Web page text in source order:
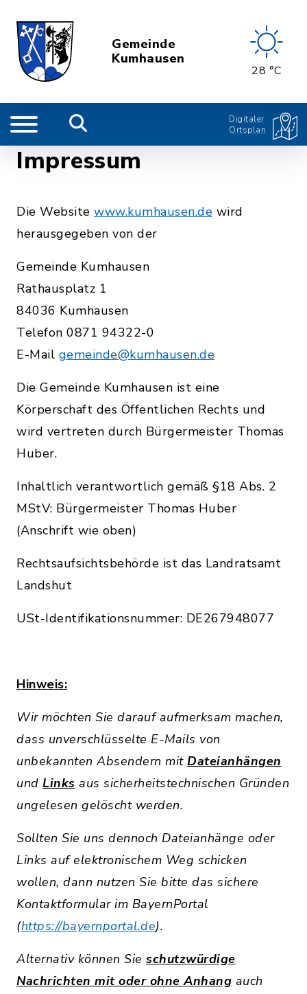
Gemeinde
Kumhausen
28 °C
Digitaler
Ortsplan
Impressum
Die Website www.kumhausen.de wird
herausgegeben von der
Gemeinde Kumhausen
Rathausplatz 1
84036 Kumhausen
Telefon 0871 94322-0
E-Mail gemeinde@kumhausen.de
Die Gemeinde Kumhausen ist eine
Körperschaft des Öffentlichen Rechts und
wird vertreten durch Bürgermeister Thomas
Huber.
Inhaltlich verantwortlich gemäß §18 Abs. 2
MStV: Bürgermeister Thomas Huber
(Anschrift wie oben)
Rechtsaufsichtsbehörde ist das Landratsamt
Landshut
USt-Identifikationsnummer: DE267948077
Hinweis:
Wir möchten Sie darauf aufmerksam machen,
dass unverschlüsselte E-Mails von
unbekannten Absendern mit Dateianhängen
und Links aus sicherheitstechnischen Gründen
ungelesen gelöscht werden.
Sollten Sie uns dennoch Dateianhänge oder
Links auf elektronischem Weg schicken
wollen, dann nutzen Sie bitte das sichere
Kontaktformular im BayernPortal
(https://bayernportal.de).
Alternativ können Sie schutzwürdige
Nachrichten mit oder ohne Anhang auch